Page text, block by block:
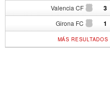
Valencia CF 3
Girona FC 1
MÁS RESULTADOS